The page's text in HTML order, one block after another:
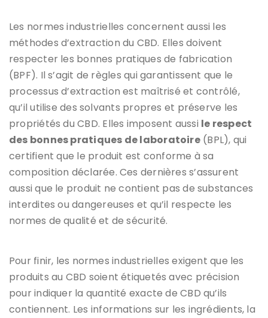
Les normes industrielles concernent aussi les
méthodes d’extraction du CBD. Elles doivent
respecter les bonnes pratiques de fabrication
(BPF). Il s’agit de règles qui garantissent que le
processus d’extraction est maîtrisé et contrôlé,
qu’il utilise des solvants propres et préserve les
propriétés du CBD. Elles imposent aussi le respect
des bonnes pratiques de laboratoire(BPL), qui
certifient que le produit est conforme à sa
composition déclarée. Ces dernières s’assurent
aussi que le produit ne contient pas de substances
interdites ou dangereuses et qu’il respecte les
normes de qualité et de sécurité.
Pour finir, les normes industrielles exigent que les
produits au CBD soient étiquetés avec précision
pour indiquer la quantité exacte de CBD qu’ils
contiennent. Les informations sur les ingrédients, la